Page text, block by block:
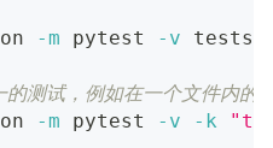
-m pytest -v tests/
的测试，例如在一个文件
-m pytest -v -k